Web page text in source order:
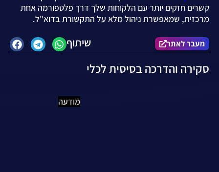
קשרים חזקים יותר עם הלקוחות שלך דרך פלטפורמה אחת
מרכזית, שמאפשרת ניהול מלא על התקשורת בדוא"ל.
מעבר לאתר שיתוף
סקירה והדרכה בסיסית לכלי
מודעה